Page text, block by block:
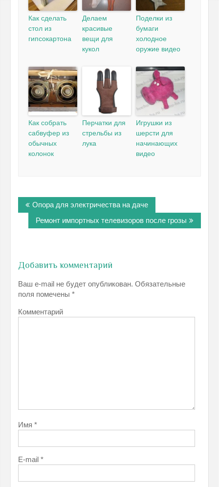
Как сделать
стол из
гипсокартона
Делаем
красивые
вещи для
кукол
Поделки из
бумаги
холодное
оружие видео
Как собрать
сабвуфер из
обычных
колонок
Перчатки для
стрельбы из
лука
Игрушки из
шерсти для
начинающих
видео
Навигация
по
записям
Опора для электричества на даче
Ремонт импортных телевизоров после грозы
Добавить комментарий
Ваш e-mail не будет опубликован. Обязательные
поля помечены*
Комментарий
Имя*
E-mail*